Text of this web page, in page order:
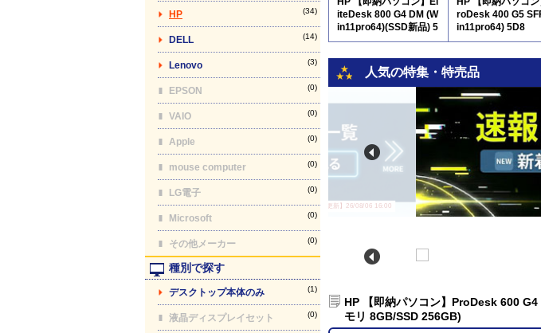
HP (34)
DELL (14)
Lenovo (3)
EPSON (0)
VAIO (0)
Apple (0)
mouse computer (0)
LG電子 (0)
Microsoft (0)
その他メーカー (0)
種別で探す
デスクトップ本体のみ (1)
液晶ディスプレイセット (0)
iteDesk 800 G4 DM (W
in11pro64)(SSD新品) 5
D8
roDesk 400 G5
in11pro64) 5D8
人気の特集・特売品
【最終更新】26/08/06 16:00
HP 【即納パソコン】ProDesk 600
モリ 8GB/SSD 256GB)